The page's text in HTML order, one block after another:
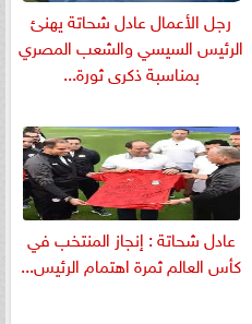
رجل الأعمال عادل شحاتة يهنئ
الرئيس السيسي والشعب المصري
بمناسبة ذكرى ثورة...
عادل شحاتة : إنجاز المنتخب في
كأس العالم ثمرة اهتمام الرئيس...